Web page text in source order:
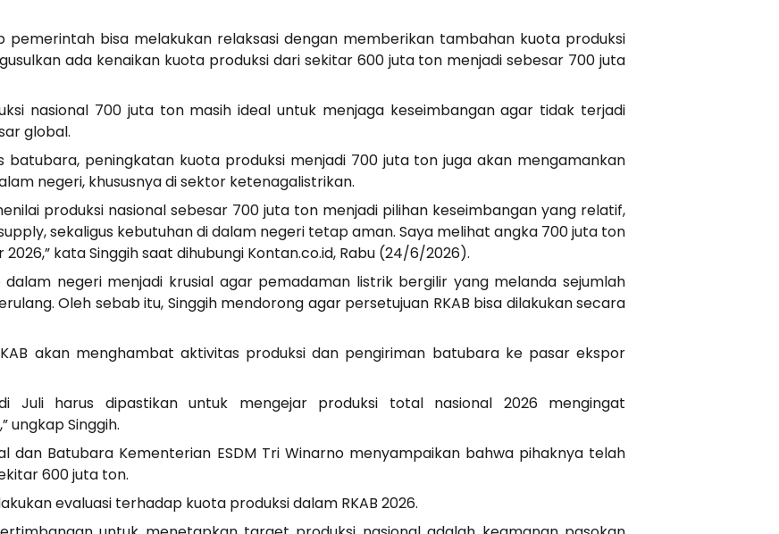
pemerintah bisa melakukan relaksasi dengan memberikan tambahan kuota produksi
ada kenaikan kuota produksi dari sekitar 600 juta ton menjadi sebesar 700 juta
nasional 700 juta ton masih ideal untuk menjaga keseimbangan agar tidak terjadi
global.
batubara, peningkatan kuota produksi menjadi 700 juta ton juga akan mengamankan
negeri, khususnya di sektor ketenagalistrikan.
produksi nasional sebesar 700 juta ton menjadi pilihan keseimbangan yang relatif,
sekaligus kebutuhan di dalam negeri tetap aman. Saya melihat angka 700 juta ton
kata Singgih saat dihubungi Kontan.co.id, Rabu (24/6/2026).
negeri menjadi krusial agar pemadaman listrik bergilir yang melanda sejumlah
Oleh sebab itu, Singgih mendorong agar persetujuan RKAB bisa dilakukan secara
akan menghambat aktivitas produksi dan pengiriman batubara ke pasar ekspor
Juli harus dipastikan untuk mengejar produksi total nasional 2026 mengingat
ungkap Singgih.
dan Batubara Kementerian ESDM Tri Winarno menyampaikan bahwa pihaknya telah
600 juta ton.
evaluasi terhadap kuota produksi dalam RKAB 2026.